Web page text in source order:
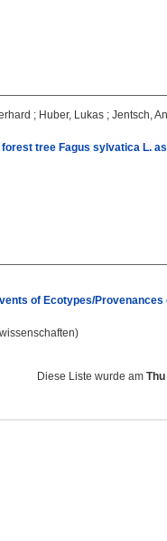
; Huber, Lukas ; Jentsch,
tree Fagus sylvatica L.
of Ecotypes/Provenances
Diese Liste wurde am